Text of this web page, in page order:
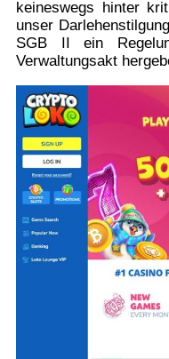
keineswegs hinter
unser
SGB II ein
Verwaltungsakt